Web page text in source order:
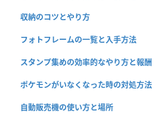
収納のコツとやり方
フォトフレームの一覧と入手方法
スタンプ集めの効率的なやり方と報酬
ポケモンがいなくなった時の対処方法
自動販売機の使い方と場所